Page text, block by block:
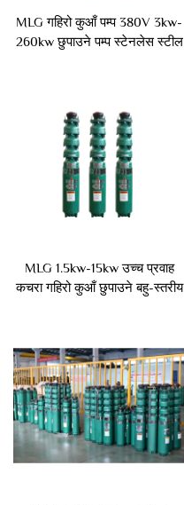
MLG गहिरो कुआँ पम्प 380V 3kw-
260kw छुपाउने पम्प स्टेनलेस स्टील
MLG 1.5kw-15kw उच्च प्रवाह
कचरा गहिरो कुआँ छुपाउने बहु-स्तरीय